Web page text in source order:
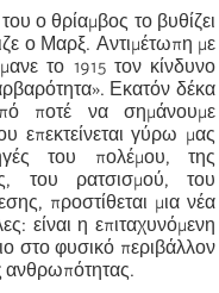
ο θρίαμβος το βυθίζει
ο Μαρξ. Αντιμέτωπη με
το 1915 τον κίνδυνο
Εκατόν δέκα
ποτέ να σημάνουμε
επεκτείνεται γύρω μας
του πολέμου, της
του ρατσισμού, του
προστίθεται μια νέα
είναι η επιταχυνόμενη
στο φυσικό περιβάλλον
ανθρωπότητας.